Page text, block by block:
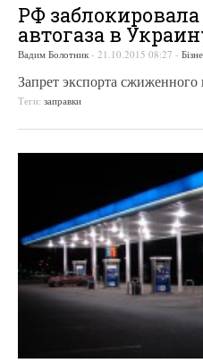
РФ
автогаза в
Вадим Болотник - 21.10.2015 08:27 -
Запрет экспорта сжиженного
Теги: заправки